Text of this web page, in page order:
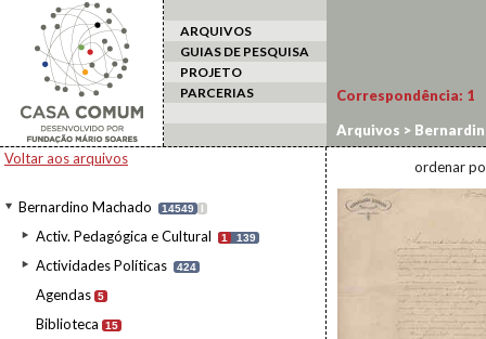
ARQUIVOS
GUIAS DE PESQUISA
PROJETO
PARCERIAS
Voltar aos arquivos
Bernardino Machado 14549 I
Activ. Pedagógica e Cultural 1 139
Actividades Políticas 424
Agendas 5
Biblioteca 15
Correspondência: 1
Arquivos >
ordenar